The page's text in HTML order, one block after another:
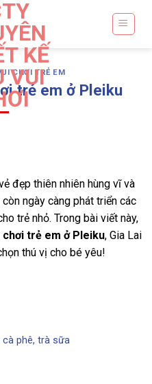
CHƠI TRẺ EM
trẻ em ở Pleiku
đẹp thiên nhiên hùng vĩ và
ngày càng phát triển các
trẻ nhỏ. Trong bài viết này,
chơi trẻ em ở Pleiku, Gia Lai
thú vị cho bé yêu!
cà phê, trà sữa